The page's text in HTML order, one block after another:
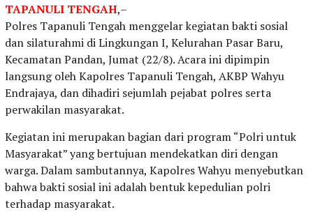
TAPANULI TENGAH,–
Polres Tapanuli Tengah menggelar kegiatan bakti sosial
dan silaturahmi di Lingkungan I, Kelurahan Pasar Baru,
Kecamatan Pandan, Jumat (22/8). Acara ini dipimpin
langsung oleh Kapolres Tapanuli Tengah, AKBP Wahyu
Endrajaya, dan dihadiri sejumlah pejabat polres serta
perwakilan masyarakat.
Kegiatan ini merupakan bagian dari program “Polri untuk
Masyarakat” yang bertujuan mendekatkan diri dengan
warga. Dalam sambutannya, Kapolres Wahyu menyebutkan
bahwa bakti sosial ini adalah bentuk kepedulian polri
terhadap masyarakat.